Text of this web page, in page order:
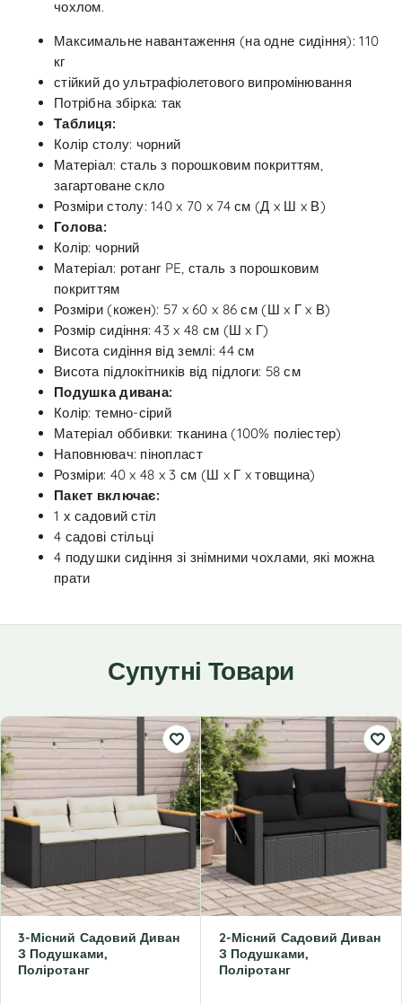
чохлом.
Максимальне навантаження (на одне сидіння): 110
кг
стійкий до ультрафіолетового випромінювання
Потрібна збірка: так
Таблиця:
Колір столу: чорний
Матеріал: сталь з порошковим покриттям,
загартоване скло
Розміри столу: 140 x 70 x 74 см (Д x Ш x В)
Голова:
Колір: чорний
Матеріал: ротанг PE, сталь з порошковим
покриттям
Розміри (кожен): 57 x 60 x 86 см (Ш x Г x В)
Розмір сидіння: 43 x 48 см (Ш x Г)
Висота сидіння від землі: 44 см
Висота підлокітників від підлоги: 58 см
Подушка дивана:
Колір: темно-сірий
Матеріал оббивки: тканина (100% поліестер)
Наповнювач: пінопласт
Розміри: 40 x 48 x 3 см (Ш x Г x товщина)
Пакет включає:
1 х садовий стіл
4 садові стільці
4 подушки сидіння зі знімними чохлами, які можна
прати
Супутні Товари
3-Місний Садовий Диван
З Подушками,
Поліротанг
2-Місний Садовий Диван
З Подушками,
Поліротанг